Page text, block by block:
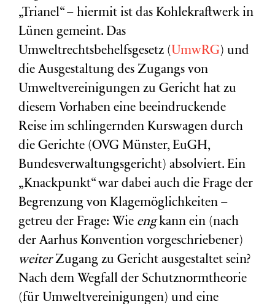
„Trianel“ – hiermit ist das Kohlekraftwerk in
Lünen gemeint. Das
Umweltrechtsbehelfsgesetz (UmwRG) und
die Ausgestaltung des Zugangs von
Umweltvereinigungen zu Gericht hat zu
diesem Vorhaben eine beeindruckende
Reise im schlingernden Kurswagen durch
die Gerichte (OVG Münster, EuGH,
Bundesverwaltungsgericht) absolviert. Ein
„Knackpunkt“ war dabei auch die Frage der
Begrenzung von Klagemöglichkeiten –
getreu der Frage: Wie engkann ein (nach
der Aarhus Konvention vorgeschriebener)
weiterZugang zu Gericht ausgestaltet sein?
Nach dem Wegfall der Schutznormtheorie
(für Umweltvereinigungen) und eine